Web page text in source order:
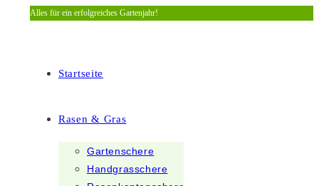
Zum
Alles für ein erfolgreiches Gartenjahr!
Startseite
Rasen & Gras
Gartenschere
Handgrasschere